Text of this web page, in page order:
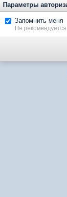
Параметры
Запомнить меня
Не